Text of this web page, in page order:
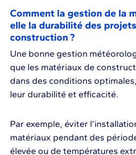
Comment la gestion de la
elle la durabilité des
construction ?
Une bonne gestion
que les matériaux de
dans des conditions
leur durabilité et efficacité.
Par exemple, éviter
matériaux pendant des
élevée ou de températures